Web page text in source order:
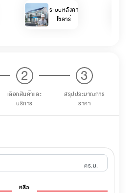
ระบบหลังคา
โซลาร์
2
เลือกสินค้าและ
บริการ
3
สรุปประมาณการ
ราคา
ตร.ม.
หรือ